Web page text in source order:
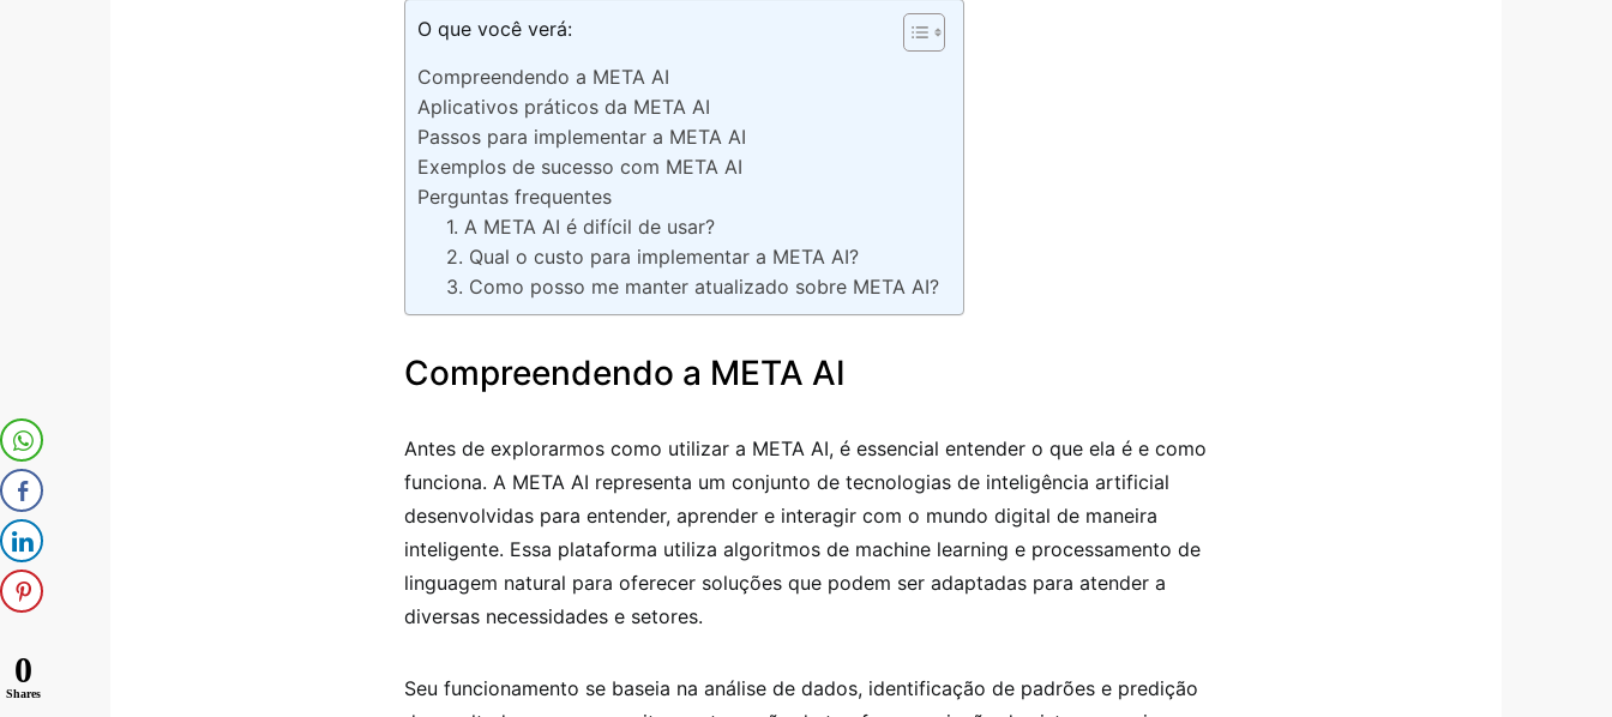
O que você verá:
Compreendendo a META AI
Aplicativos práticos da META AI
Passos para implementar a META AI
Exemplos de sucesso com META AI
Perguntas frequentes
1. A META AI é difícil de usar?
2. Qual o custo para implementar a META AI?
3. Como posso me manter atualizado sobre META AI?
Compreendendo a META AI
Antes de explorarmos como utilizar a META AI, é essencial entender o que ela é e como
funciona. A META AI representa um conjunto de tecnologias de inteligência artificial
desenvolvidas para entender, aprender e interagir com o mundo digital de maneira
inteligente. Essa plataforma utiliza algoritmos de machine learning e processamento de
linguagem natural para oferecer soluções que podem ser adaptadas para atender a
diversas necessidades e setores.
Seu funcionamento se baseia na análise de dados, identificação de padrões e predição
0
Shares